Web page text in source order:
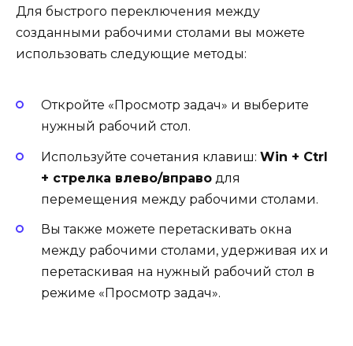
Для быстрого переключения между
созданными рабочими столами вы можете
использовать следующие методы:
Откройте «Просмотр задач» и выберите
нужный рабочий стол.
Используйте сочетания клавиш: Win + Ctrl
+ стрелка влево/вправо для
перемещения между рабочими столами.
Вы также можете перетаскивать окна
между рабочими столами, удерживая их и
перетаскивая на нужный рабочий стол в
режиме «Просмотр задач».